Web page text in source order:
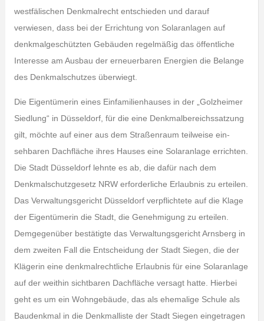
westfälischen Denkmalrecht entschieden und darauf
verwiesen, dass bei der Errichtung von Solaranlagen auf
denkmalgeschützten Gebäuden regelmäßig das öffentliche
Interesse am Ausbau der erneuerbaren Energien die Belange
des Denkmalschutzes überwiegt.
Die Eigentümerin eines Einfamilienhauses in der „Golzheimer
Siedlung“ in Düsseldorf, für die eine Denkmalbereichssatzung
gilt, möchte auf einer aus dem Straßenraum teilweise ein­
sehbaren Dachfläche ihres Hauses eine Solaranlage errichten.
Die Stadt Düssel­dorf lehnte es ab, die dafür nach dem
Denkmalschutzgesetz NRW erforderliche Erlaub­nis zu erteilen.
Das Verwaltungsgericht Düsseldorf verpflichtete auf die Klage
der Eigentümerin die Stadt, die Genehmigung zu erteilen.
Demgegenüber bestätigte das Verwaltungsgericht Arnsberg in
dem zweiten Fall die Entscheidung der Stadt Siegen, die der
Klägerin eine denkmalrechtliche Erlaubnis für eine Solaranlage
auf der weithin sichtbaren Dachfläche versagt hatte. Hierbei
geht es um ein Wohngebäude, das als ehemalige Schule als
Baudenkmal in die Denkmalliste der Stadt Siegen eingetragen